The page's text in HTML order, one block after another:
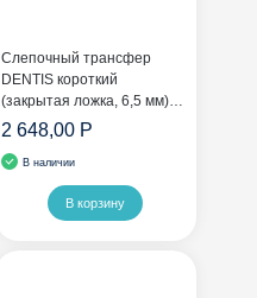
Слепочный трансфер
DENTIS короткий
(закрытая ложка, 6,5 мм)
без шестигранника
2 648,00 Р
В наличии
В корзину